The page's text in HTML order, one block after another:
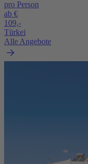
pro Person
ab €
109,-
Türkei
Alle Angebote